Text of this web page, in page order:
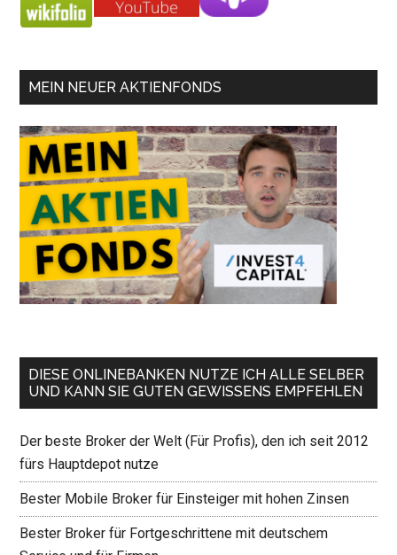
MEIN NEUER AKTIENFONDS
DIESE ONLINEBANKEN NUTZE ICH ALLE SELBER
UND KANN SIE GUTEN GEWISSENS EMPFEHLEN
Der beste Broker der Welt (Für Profis), den ich seit 2012
fürs Hauptdepot nutze
Bester Mobile Broker für Einsteiger mit hohen Zinsen
Bester Broker für Fortgeschrittene mit deutschem